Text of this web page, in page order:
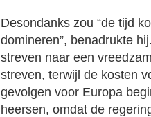
Desondanks zou “de tijd
domineren”, benadrukte
streven naar een
streven, terwijl de kosten
gevolgen voor Europa
heersen, omdat de